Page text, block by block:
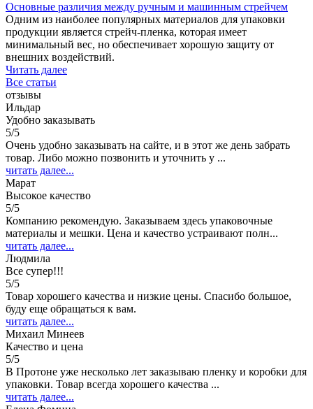
Основные различия между ручным и машинным стрейчем
Одним из наиболее популярных материалов для упаковки
продукции является стрейч-пленка, которая имеет
минимальный вес, но обеспечивает хорошую защиту от
внешних воздействий.
Читать далее
Все статьи
отзывы
Ильдар
Удобно заказывать
5/5
Очень удобно заказывать на сайте, и в этот же день забрать
товар. Либо можно позвонить и уточнить у ...
читать далее...
Марат
Высокое качество
5/5
Компанию рекомендую. Заказываем здесь упаковочные
материалы и мешки. Цена и качество устраивают полн...
читать далее...
Людмила
Все супер!!!
5/5
Товар хорошего качества и низкие цены. Спасибо большое,
буду еще обращаться к вам.
читать далее...
Михаил Минеев
Качество и цена
5/5
В Протоне уже несколько лет заказываю пленку и коробки для
упаковки. Товар всегда хорошего качества ...
читать далее...